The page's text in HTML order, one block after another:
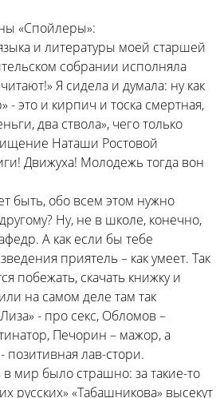
«Спойлеры»:
и литературы моей старшей
собрании исполняла
Я сидела и думала: ну как
- это и кирпич и тоска смертная,
два ствола», чего только
Наташи Ростовой
Движуха! Молодежь тогда вон
быть, обо всем этом нужно
Ну, не в школе, конечно,
А как если бы тебе
приятель – как умеет. Так
побежать, скачать книжку и
на самом деле там так
- про секс, Обломов –
Печорин – мажор, а
позитивная лав-стори.
в мир было страшно: за такие-то
русских» «Табашникова» высекут